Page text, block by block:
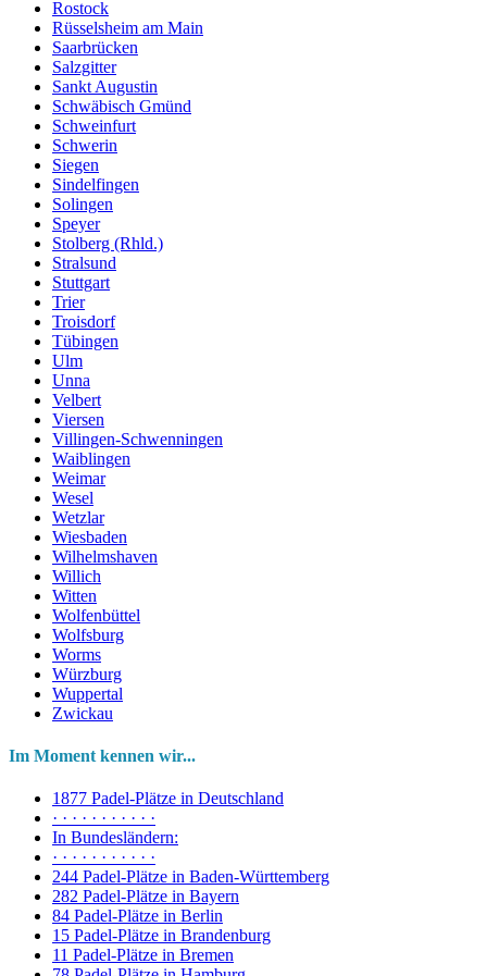
Rostock
Rüsselsheim am Main
Saarbrücken
Salzgitter
Sankt Augustin
Schwäbisch Gmünd
Schweinfurt
Schwerin
Siegen
Sindelfingen
Solingen
Speyer
Stolberg (Rhld.)
Stralsund
Stuttgart
Trier
Troisdorf
Tübingen
Ulm
Unna
Velbert
Viersen
Villingen-Schwenningen
Waiblingen
Weimar
Wesel
Wetzlar
Wiesbaden
Wilhelmshaven
Willich
Witten
Wolfenbüttel
Wolfsburg
Worms
Würzburg
Wuppertal
Zwickau
Im Moment kennen wir...
1877 Padel-Plätze in Deutschland
· · · · · · · · · · ·
In Bundesländern:
· · · · · · · · · · ·
244 Padel-Plätze in Baden-Württemberg
282 Padel-Plätze in Bayern
84 Padel-Plätze in Berlin
15 Padel-Plätze in Brandenburg
11 Padel-Plätze in Bremen